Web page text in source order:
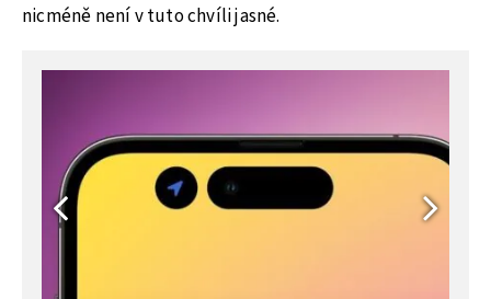
nicméně není v tuto chvíli jasné.